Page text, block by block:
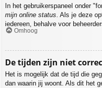
In het gebruikerspaneel onder
mijn online status . Als je deze
iedereen, behalve voor
Omhoog
De tijden zijn niet
Het is mogelijk dat de tijd die
dan waarin jij woont. Als dit het